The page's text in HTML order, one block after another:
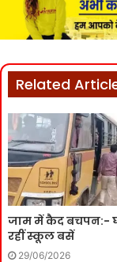
Related
जाम में कैद बचपन:-
रहीं स्कूल बसें
29/06/2026